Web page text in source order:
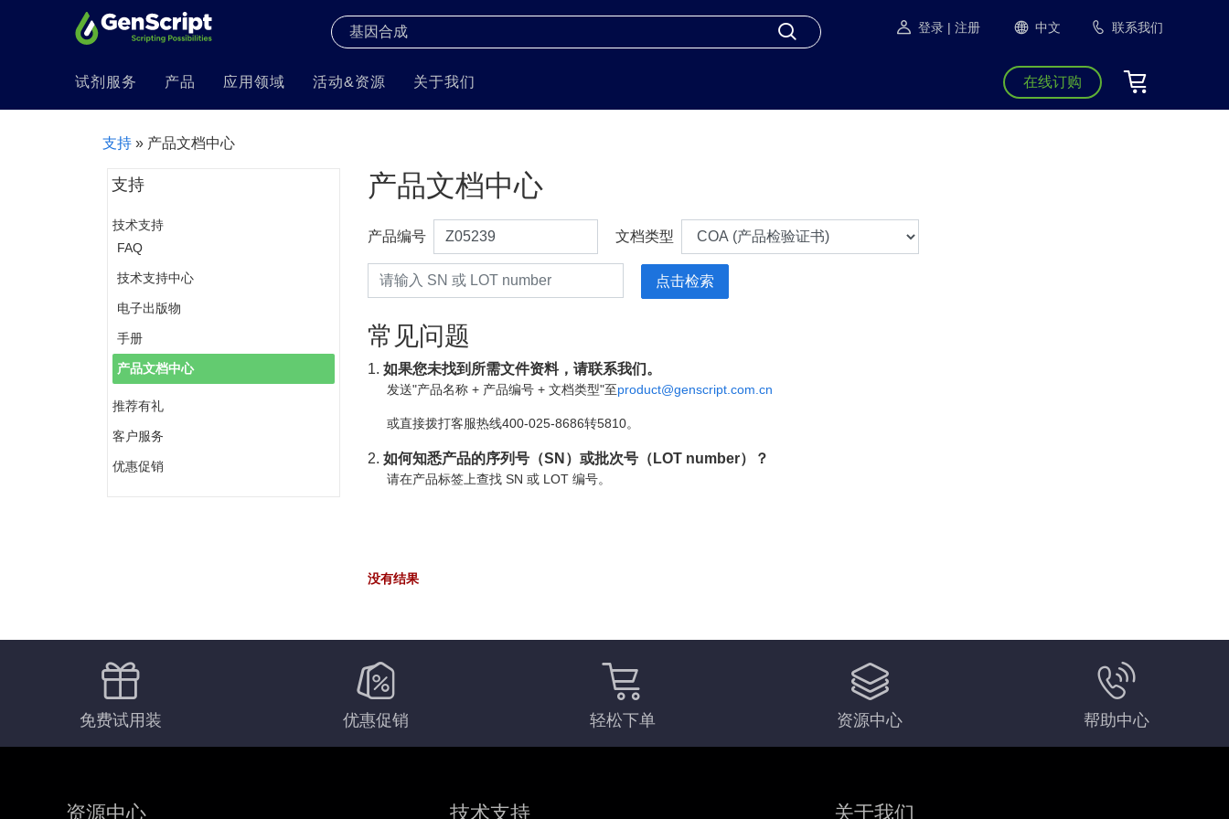
登录 | 注册 中文 联系我们
试剂服务 产品 应用领域 活动&资源 关于我们 在线订购
支持 » 产品文档中心
支持
技术支持
FAQ
技术支持中心
电子出版物
手册
产品文档中心
推荐有礼
客户服务
优惠促销
产品文档中心
产品编号 文档类型
常见问题
1. 如果您未找到所需文件资料，请联系我们。
发送"产品名称 + 产品编号 + 文档类型"至product@genscript.com.cn
或直接拨打客服热线400-025-8686转5810。
2. 如何知悉产品的序列号（SN）或批次号（LOT number）？
请在产品标签上查找 SN 或 LOT 编号。
没有结果
免费试用装 优惠促销 轻松下单 资源中心 帮助中心
资源中心 技术支持 关于我们